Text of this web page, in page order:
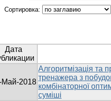
Сортировка:
Дата
Май-2018
Алгоритмізація та
тренажера з
комбінаторної
суміші